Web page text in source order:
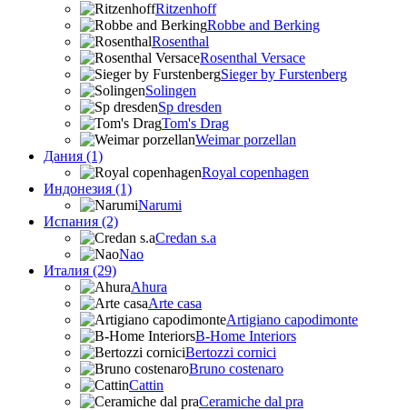
Ritzenhoff
Robbe and Berking
Rosenthal
Rosenthal Versace
Sieger by Furstenberg
Solingen
Sp dresden
Tom's Drag
Weimar porzellan
Дания (1)
Royal copenhagen
Индонезия (1)
Narumi
Испания (2)
Credan s.a
Nao
Италия (29)
Ahura
Arte casa
Artigiano capodimonte
B-Home Interiors
Bertozzi cornici
Bruno costenaro
Cattin
Ceramiche dal pra